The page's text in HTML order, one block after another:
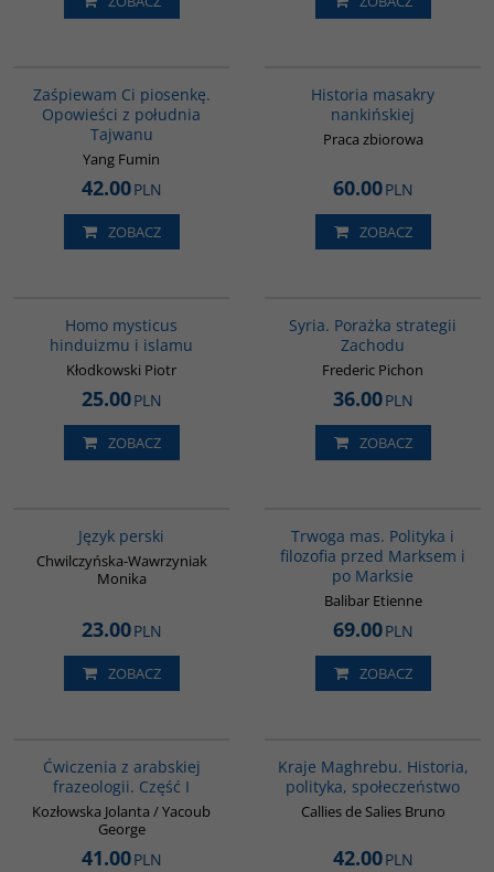
Zaśpiewam Ci piosenkę.
Opowieści z południa
Tajwanu
Yang Fumin
42.00PLN
ZOBACZ
Historia masakry
nankińskiej
Praca zbiorowa
60.00PLN
ZOBACZ
Homo mysticus
hinduizmu i islamu
Kłodkowski Piotr
25.00PLN
ZOBACZ
Syria. Porażka strategii
Zachodu
Frederic Pichon
36.00PLN
ZOBACZ
Język perski
Chwilczyńska-Wawrzyniak
Monika
23.00PLN
ZOBACZ
Trwoga mas. Polityka i
filozofia przed Marksem i
po Marksie
Balibar Etienne
69.00PLN
ZOBACZ
Ćwiczenia z arabskiej
frazeologii. Część I
Kozłowska Jolanta / Yacoub
George
41.00PLN
Kraje Maghrebu. Historia,
polityka, społeczeństwo
Callies de Salies Bruno
42.00PLN